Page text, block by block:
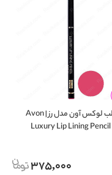
مداد لب لوکس آون مدل رز | Avon
Luxury Lip Lining Pencil
375,000